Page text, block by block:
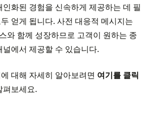
화된 경험을 신속하게 제공하는 데 필
얻게 됩니다. 사전 대응적 메시지는
와 함께 성장하므로 고객이 원하는 종
에서 제공할 수 있습니다.
대해 자세히 알아보려면 여기를 클릭
펴보세요.